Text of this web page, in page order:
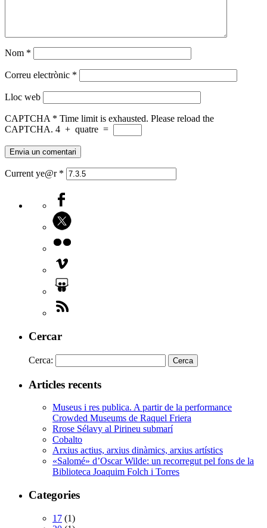
Nom *
Correu electrònic *
Lloc web
CAPTCHA* Time limit is exhausted. Please reload the
CAPTCHA. 4 + quatre =
Current ye@r *
Cercar
Cerca:
Articles recents
Museus i res publica. A partir de la performance
Crowded Museums de Raquel Friera
Rrose Sélavy al Pirineu submarí
Cobalto
Arxius actius, arxius dinàmics, arxius artístics
«Salomé» d’Oscar Wilde: un recorregut pel fons de la
Biblioteca Joaquim Folch i Torres
Categories
17 (1)